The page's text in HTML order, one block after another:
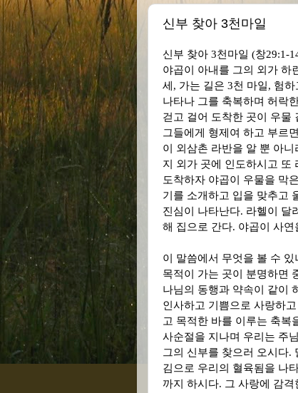
신부 찾아 3천마일
신부 찾아 3천마일 (창
야곱이 아내를 그의 외가 하
세 , 가는 길은 3천 마일, 험하
나타나 그를 축복하며 허락
걷고 걸어 도착한 곳이 우물
그들에게 형제여 하고 부르
이 외삼촌 라반을 알 뿐 아
지 외가 곳에 인도하시고 또
도착하자 야곱이 우물을 막
기를 소개하고 입을 맞추고
진심이 나타난다. 라헬이 달
해 집으로 간다. 야곱이 사연
이 말씀에서 무엇을 볼 수 있
목적이 가는 곳이 분명하면
나님의 동행과 약속이 같이
인사하고 기쁨으로 사랑하
고 목적한 바를 이루는 축복
사순절을 지나며 우리는 주
그의 신부를 찾으러 오시다.
김으로 우리의 혈육됨을 나
까지 하시다. 그 사랑에 감